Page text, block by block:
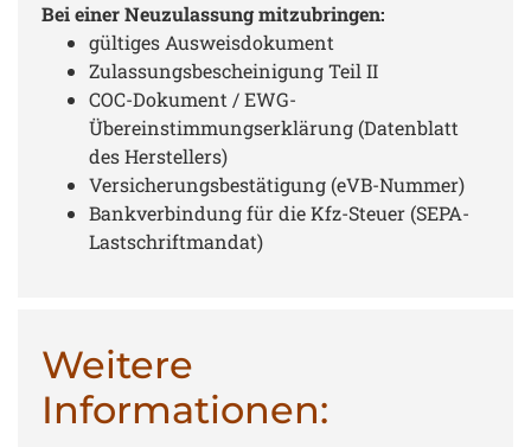
Bei einer Neuzulassung mitzubringen:
gültiges Ausweisdokument
Zulassungsbescheinigung Teil II
COC-Dokument / EWG-
Übereinstimmungserklärung (Datenblatt
des Herstellers)
Versicherungsbestätigung (eVB-Nummer)
Bankverbindung für die Kfz-Steuer (SEPA-
Lastschriftmandat)
Weitere
Informationen: